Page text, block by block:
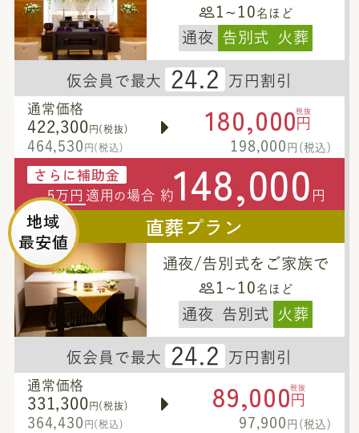
1~10 名ほど
通夜 告別式 火葬
仮会員で最大 24.2 万円割引
通常価格
422,300 円(税抜)
464,530 円(税込)
180,000税抜
円
198,000 円(税込)
さらに補助金
5万円 適用 の 場合 約148,000 円
地域
最安値
直葬プラン
通夜/告別式をご家族で
1~10 名ほど
通夜 告別式 火葬
仮会員で最大 24.2 万円割引
通常価格
331,300 円(税抜)
364,430 円(税込)
89,000税抜
円
97,900 円(税込)